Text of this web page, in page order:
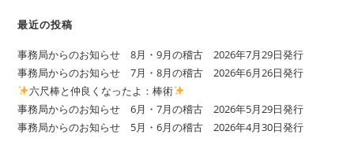
最近の投稿
事務局からのお知らせ 8月・9月の稽古 2026年7月29日発行
事務局からのお知らせ 7月・8月の稽古 2026年6月26日発行
六尺棒と仲良くなったよ：棒術
事務局からのお知らせ 6月・7月の稽古 2026年5月29日発行
事務局からのお知らせ 5月・6月の稽古 2026年4月30日発行